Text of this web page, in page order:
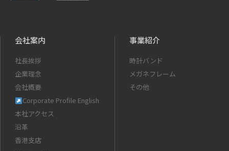
会社案内
社長挨拶
企業理念
会社概要
Corporate Profile English
本社アクセス
沿革
香港支店
事業紹介
時計バンド
メガネフレーム
その他